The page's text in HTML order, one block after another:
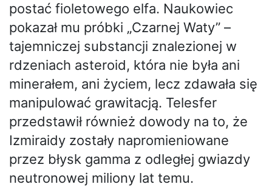
postać fioletowego elfa. Naukowiec
pokazał mu próbki „Czarnej Waty” –
tajemniczej substancji znalezionej w
rdzeniach asteroid, która nie była ani
minerałem, ani życiem, lecz zdawała się
manipulować grawitacją. Telesfer
przedstawił również dowody na to, że
Izmiraidy zostały napromieniowane
przez błysk gamma z odległej gwiazdy
neutronowej miliony lat temu.